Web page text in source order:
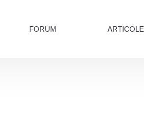
FORUM ARTICOLE